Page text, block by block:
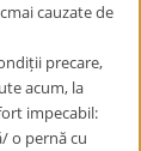
cauzate de
precare,
acum, la
impecabil:
o pernă cu